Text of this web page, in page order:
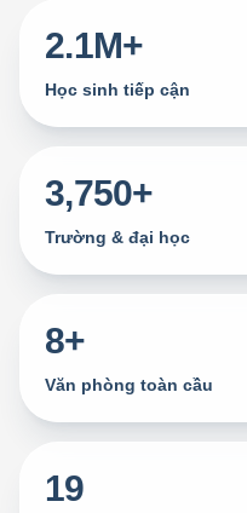
2.1M+
Học sinh tiếp cận
3,750+
Trường & đại học
8+
Văn phòng toàn cầu
19